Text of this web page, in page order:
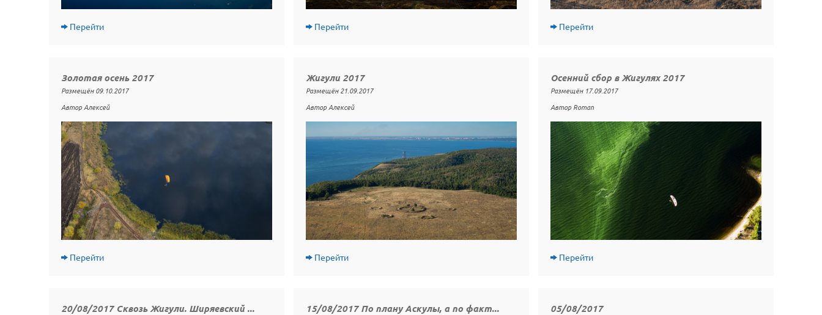
Перейти Перейти Перейти
Золотая осень 2017
Размещён 09.10.2017
Автор Алексей
Перейти
Жигули 2017
Размещён 21.09.2017
Автор Алексей
Перейти
Осенний сбор в Жигулях 2017
Размещён 17.09.2017
Автор Roman
Перейти
20/08/2017 Сквозь Жигули. Ширяевский ... 15/08/2017 По плану Аскулы, а по факт... 05/08/2017